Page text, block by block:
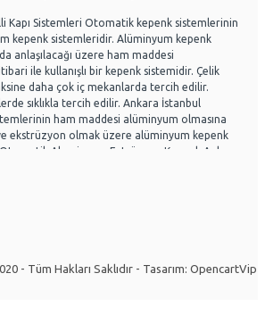
Kapı Sistemleri Otomatik kepenk sistemlerinin
kepenk sistemleridir. Alüminyum kepenk
anlaşılacağı üzere ham maddesi
ile kullanışlı bir kepenk sistemidir. Çelik
daha çok iç mekanlarda tercih edilir.
sıklıkla tercih edilir. Ankara İstanbul
ham maddesi alüminyum olmasına
ekstrüzyon olmak üzere alüminyum kepenk
Otomatik Aluminyum Extrüzyon Kepenk Ankara
üzere Ülke genelinde hayli tercih
kapı sistemleri Otomatik kapı radarlı kapı,
uzman ekip yapısıyla Montaj ve arıza
uzmandır. Ankara İstanbul Otomatik
sistemlerde mevcuttur. Kullanıcının
kullanılabilinir. Alüminyum kepenk
- Tüm Hakları Saklıdır - Tasarım: OpencartVip